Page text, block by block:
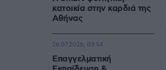
κατοικία στην καρδιά της
Αθήνας
Επαγγελματική
26.07.2026, 09:54